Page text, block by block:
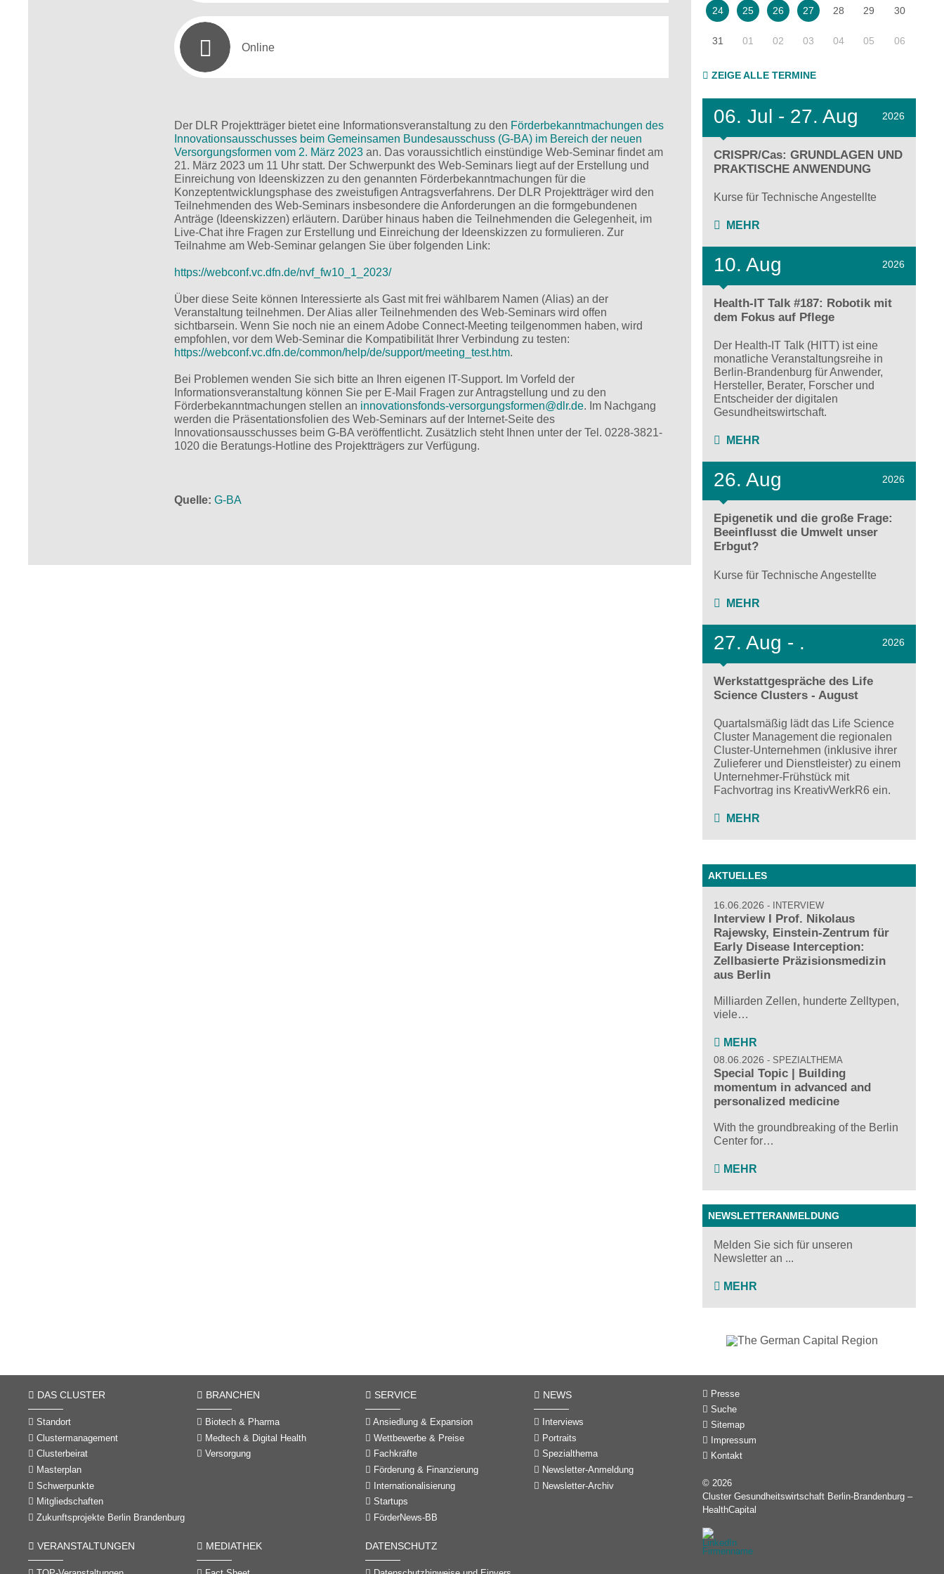
Online
Der DLR Projektträger bietet eine Informationsveranstaltung zu den Förderbekanntmachungen des
Innovationsausschusses beim Gemeinsamen Bundesausschuss (G-BA) im Bereich der neuen
Versorgungsformen vom 2. März 2023 an. Das voraussichtlich einstündige Web-Seminar findet am
21. März 2023 um 11 Uhr statt. Der Schwerpunkt des Web-Seminars liegt auf der Erstellung und
Einreichung von Ideenskizzen zu den genannten Förderbekanntmachungen für die
Konzeptentwicklungsphase des zweistufigen Antragsverfahrens. Der DLR Projektträger wird den
Teilnehmenden des Web-Seminars insbesondere die Anforderungen an die formgebundenen
Anträge (Ideenskizzen) erläutern. Darüber hinaus haben die Teilnehmenden die Gelegenheit, im
Live-Chat ihre Fragen zur Erstellung und Einreichung der Ideenskizzen zu formulieren. Zur
Teilnahme am Web-Seminar gelangen Sie über folgenden Link:
https://webconf.vc.dfn.de/nvf_fw10_1_2023/
Über diese Seite können Interessierte als Gast mit frei wählbarem Namen (Alias) an der
Veranstaltung teilnehmen. Der Alias aller Teilnehmenden des Web-Seminars wird offen
sichtbarsein. Wenn Sie noch nie an einem Adobe Connect-Meeting teilgenommen haben, wird
empfohlen, vor dem Web-Seminar die Kompatibilität Ihrer Verbindung zu testen:
https://webconf.vc.dfn.de/common/help/de/support/meeting_test.htm.
Bei Problemen wenden Sie sich bitte an Ihren eigenen IT-Support. Im Vorfeld der
Informationsveranstaltung können Sie per E-Mail Fragen zur Antragstellung und zu den
Förderbekanntmachungen stellen an innovationsfonds-versorgungsformen@dlr.de. Im Nachgang
werden die Präsentationsfolien des Web-Seminars auf der Internet-Seite des
Innovationsausschusses beim G-BA veröffentlicht. Zusätzlich steht Ihnen unter der Tel. 0228-3821-
1020 die Beratungs-Hotline des Projektträgers zur Verfügung.
Quelle G-BA
24 25 26 27 28 29 30
31 01 02 03 04 05 06
ZEIGE ALLE TERMINE
06. Jul - 27. Aug 2026
CRISPR/Cas: GRUNDLAGEN UND
PRAKTISCHE ANWENDUNG
Kurse für Technische Angestellte
MEHR
10. Aug 2026
Health-IT Talk #187: Robotik mit
dem Fokus auf Pflege
Der Health-IT Talk (HITT) ist eine
monatliche Veranstaltungsreihe in
Berlin-Brandenburg für Anwender,
Hersteller, Berater, Forscher und
Entscheider der digitalen
Gesundheitswirtschaft.
MEHR
26. Aug 2026
Epigenetik und die große Frage:
Beeinflusst die Umwelt unser
Erbgut?
Kurse für Technische Angestellte
MEHR
27. Aug - . 2026
Werkstattgespräche des Life
Science Clusters - August
Quartalsmäßig lädt das Life Science
Cluster Management die regionalen
Cluster-Unternehmen (inklusive ihrer
Zulieferer und Dienstleister) zu einem
Unternehmer-Frühstück mit
Fachvortrag ins KreativWerkR6 ein.
MEHR
AKTUELLES
16.06.2026 INTERVIEW
Interview I Prof. Nikolaus
Rajewsky, Einstein-Zentrum für
Early Disease Interception:
Zellbasierte Präzisionsmedizin
aus Berlin
Milliarden Zellen, hunderte Zelltypen,
viele…
MEHR
08.06.2026 SPEZIALTHEMA
Special Topic | Building
momentum in advanced and
personalized medicine
With the groundbreaking of the Berlin
Center for…
MEHR
NEWSLETTERANMELDUNG
Melden Sie sich für unseren
Newsletter an ...
MEHR
DAS CLUSTER
Standort
Clustermanagement
Clusterbeirat
Masterplan
Schwerpunkte
Mitgliedschaften
Zukunftsprojekte Berlin Brandenburg
BRANCHEN
Biotech & Pharma
Medtech & Digital Health
Versorgung
SERVICE
Ansiedlung & Expansion
Wettbewerbe & Preise
Fachkräfte
Förderung & Finanzierung
Internationalisierung
Startups
FörderNews-BB
NEWS
Interviews
Portraits
Spezialthema
Newsletter-Anmeldung
Newsletter-Archiv
VERANSTALTUNGEN MEDIATHEK DATENSCHUTZ
Presse
Suche
Sitemap
Impressum
Kontakt
© 2026
Cluster Gesundheitswirtschaft Berlin-Brandenburg –
HealthCapital